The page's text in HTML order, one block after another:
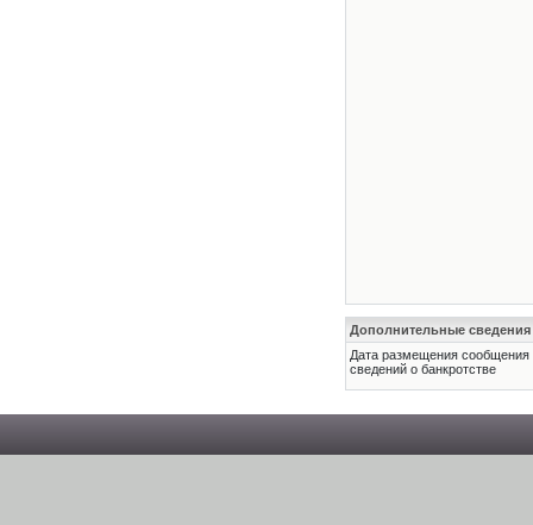
Дополнительные сведения
Дата размещения
сведений о банкротстве